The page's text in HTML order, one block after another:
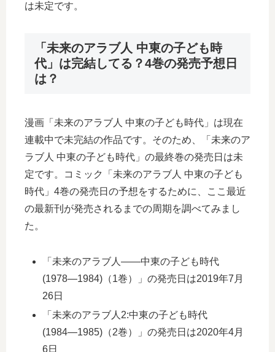
は未定です。
「未来のアラブ人 中東の子ども時
代」は完結してる？4巻の発売予想日
は？
漫画「未来のアラブ人 中東の子ども時代」は現在
連載中で未完結の作品です。そのため、「未来のア
ラブ人 中東の子ども時代」の最終巻の発売日は未
定です。コミック「未来のアラブ人 中東の子ども
時代」4巻の発売日の予想をするために、ここ最近
の最新刊が発売されるまでの周期を調べてみまし
た。
「未来のアラブ人――中東の子ども時代
(1978―1984)（1巻）」の発売日は2019年7月
26日
「未来のアラブ人2:中東の子ども時代
(1984―1985)（2巻）」の発売日は2020年4月
6日